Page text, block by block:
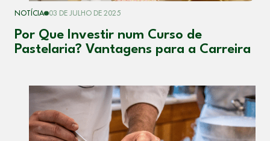
NOTÍCIA 03 DE JULHO DE 2025
Por Que Investir num Curso de
Pastelaria? Vantagens para a Carreira